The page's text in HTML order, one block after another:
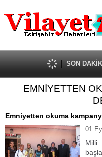
Güncel
Ekonomi
Politika
Eğitim
Spor
Kültür-Sanat
Röportaj
Tanıtım Yazısı
SON
EMNİYETTEN
Emniyetten okuma
01
Milli